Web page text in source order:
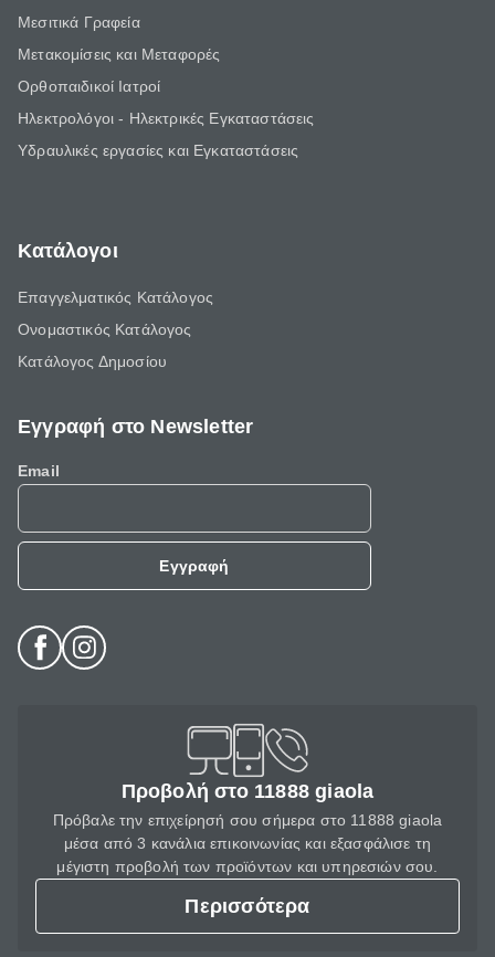
Μεσιτικά Γραφεία
Μετακομίσεις και Μεταφορές
Ορθοπαιδικοί Ιατροί
Ηλεκτρολόγοι - Ηλεκτρικές Εγκαταστάσεις
Υδραυλικές εργασίες και Εγκαταστάσεις
Κατάλογοι
Επαγγελματικός Κατάλογος
Ονομαστικός Κατάλογος
Κατάλογος Δημοσίου
Εγγραφή στο Newsletter
Email
Εγγραφή
Προβολή στο 11888 giaola
Πρόβαλε την επιχείρησή σου σήμερα στο 11888 giaola
μέσα από 3 κανάλια επικοινωνίας και εξασφάλισε τη
μέγιστη προβολή των προϊόντων και υπηρεσιών σου.
Περισσότερα